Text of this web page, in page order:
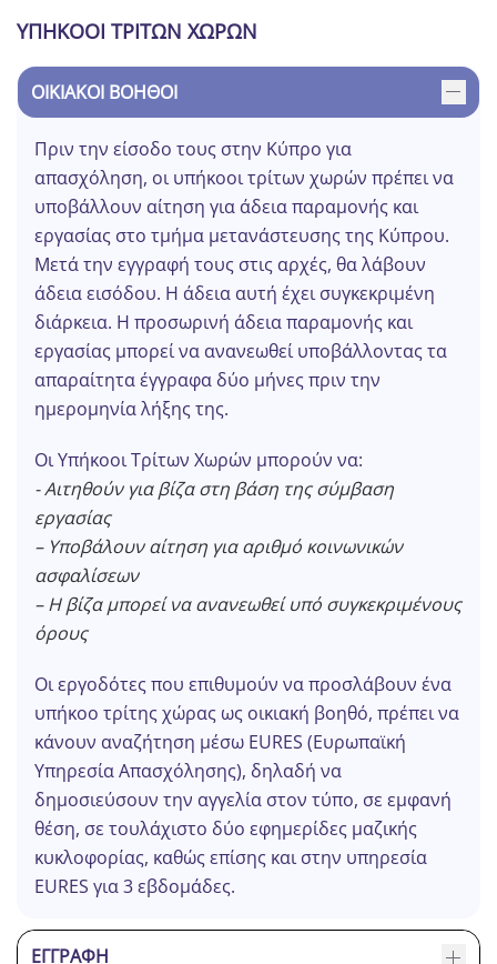
ΥΠΗΚΟΟΙ ΤΡΙΤΩΝ ΧΩΡΩΝ
ΟΙΚΙΑΚΟΊ ΒΟΗΘΟΊ
Πριν την είσοδο τους στην Κύπρο για
απασχόληση, οι υπήκοοι τρίτων χωρών πρέπει να
υποβάλλουν αίτηση για άδεια παραμονής και
εργασίας στο τμήμα μετανάστευσης της Κύπρου.
Μετά την εγγραφή τους στις αρχές, θα λάβουν
άδεια εισόδου. Η άδεια αυτή έχει συγκεκριμένη
διάρκεια. Η προσωρινή άδεια παραμονής και
εργασίας μπορεί να ανανεωθεί υποβάλλοντας τα
απαραίτητα έγγραφα δύο μήνες πριν την
ημερομηνία λήξης της.
Οι Υπήκοοι Τρίτων Χωρών μπορούν να:
- Αιτηθούν για βίζα στη βάση της σύμβαση
εργασίας
– Υποβάλουν αίτηση για αριθμό κοινωνικών
ασφαλίσεων
– Η βίζα μπορεί να ανανεωθεί υπό συγκεκριμένους
όρους
Οι εργοδότες που επιθυμούν να προσλάβουν ένα
υπήκοο τρίτης χώρας ως οικιακή βοηθό, πρέπει να
κάνουν αναζήτηση μέσω EURES (Ευρωπαϊκή
Υπηρεσία Απασχόλησης), δηλαδή να
δημοσιεύσουν την αγγελία στον τύπο, σε εμφανή
θέση, σε τουλάχιστο δύο εφημερίδες μαζικής
κυκλοφορίας, καθώς επίσης και στην υπηρεσία
EURES για 3 εβδομάδες.
ΕΓΓΡΑΦΉ